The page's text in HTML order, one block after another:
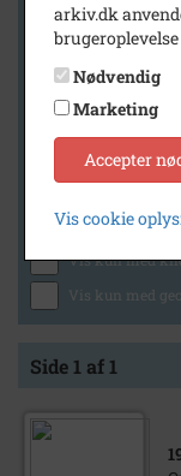
Geografi
Generelt
Vis kun med
Vis kun med
Vis kun med
Vis kun med
Side 1 af 1
arkiv.dk
Nødvendig
Marketing
Accepter
Vis cookie